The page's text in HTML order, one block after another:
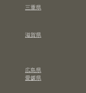
三重県
滋賀県
広島県
愛媛県